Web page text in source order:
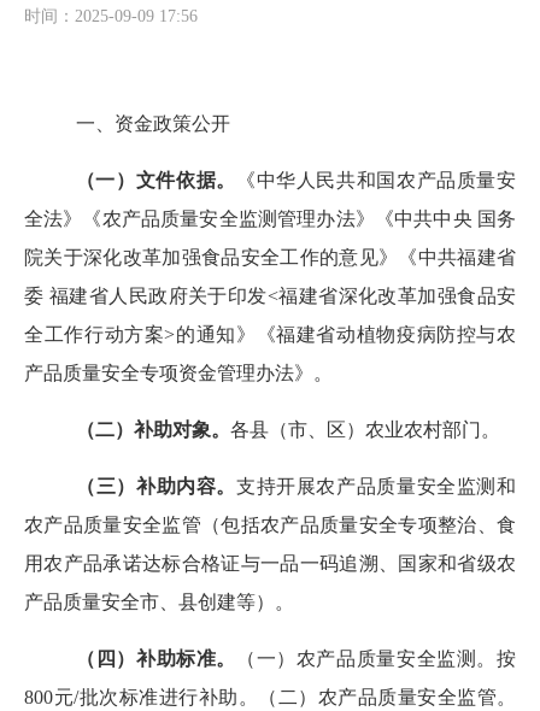
时间：2025-09-09 17:56
一、资金政策公开
（一）文件依据。
《中华人民共和国农产品质量安
全法》《农产品质量安全监测管理办法》《中共中央 国务
院关于深化改革加强食品安全工作的意见》《中共福建省
委 福建省人民政府关于印发<福建省深化改革加强食品安
全工作行动方案>的通知》《福建省动植物疫病防控与农
产品质量安全专项资金管理办法》。
（二）补助对象。 各县（市、区）农业农村部门。
（三）补助内容。支持开展农产品质量安全监测和
农产品质量安全监管（包括农产品质量安全专项整治、食
用农产品承诺达标合格证与一品一码追溯、国家和省级农
产品质量安全市、县创建等）。
（四）补助标准。
（一）农产品质量安全监测。按
800元/批次标准进行补助。（二）农产品质量安全监管。